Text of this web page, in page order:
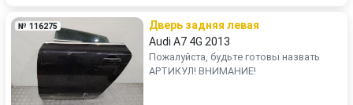
№ 116275
Дверь задняя левая
Audi A7 4G 2013
Пожалуйста, будьте готовы назвать
АРТИКУЛ! ВНИМАНИЕ!